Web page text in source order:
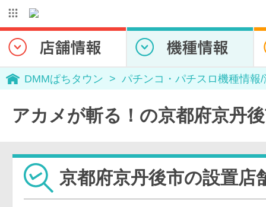
DMMぱちタウン パチンコ・パチスロ機種情報
アカメが斬る！の京都府京丹
京都府京丹後市の設置店